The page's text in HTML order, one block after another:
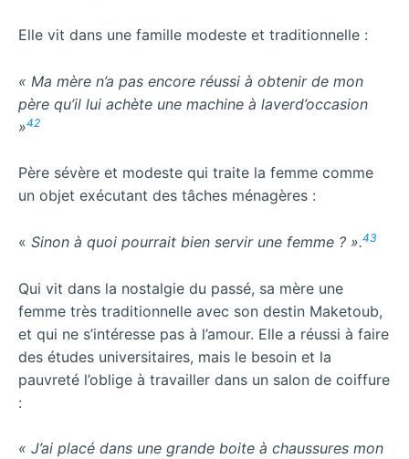
Elle vit dans une famille modeste et traditionnelle :
« Ma mère n’a pas encore réussi à obtenir de mon
père qu’il lui achète une machine à laverd’occasion
»42
Père sévère et modeste qui traite la femme comme
un objet exécutant des tâches ménagères :
« Sinon à quoi pourrait bien servir une femme ? ».43
Qui vit dans la nostalgie du passé, sa mère une
femme très traditionnelle avec son destin Maketoub,
et qui ne s’intéresse pas à l’amour. Elle a réussi à faire
des études universitaires, mais le besoin et la
pauvreté l’oblige à travailler dans un salon de coiffure
:
« J’ai placé dans une grande boite à chaussures mon